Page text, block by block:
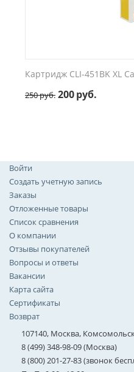
Картридж CLI-451BK XL
250руб. 200руб.
Войти
Создать учетную запись
Заказы
Отложенные товары
Список сравнения
О компании
Отзывы покупателей
Вопросы и ответы
Вакансии
Карта сайта
Сертификаты
Возврат
107140, Москва,
8 (499) 348-98-09 (Москва)
8 (800) 201-27-83 (звонок